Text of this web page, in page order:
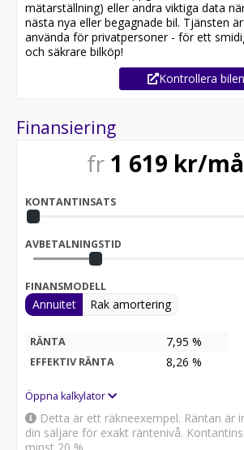
Självklart tar vi inbyte!
Vi bjuder på 14 dagars helförsäkring
Handen.
mätarställning) eller andra viktiga data
nästa nya eller begagnade bil. Tjänsten
använda för privatpersoner - för ett
och säkrare bilköp!
Kontrollera
Finansiering
fr 1 619 kr/
KONTANTINSATS
AVBETALNINGSTID
FINANSMODELL
Annuitet Rak amortering
RÄNTA 7,95 %
EFFEKTIV RÄNTA 8,26 %
Öppna kalkylator
Detta är ett räkneexempel. Räntan är
din säljare för exakt räntenivå.
minst 20 %.